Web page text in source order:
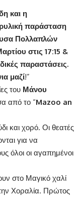
και η
παράσταση
Πολλαπλών
στις 17:15 &
παραστάσεις.
μαζί!”
του Μάνου
από το “Mazoo an
και χορό. Οι θεατές
για να
όλοι οι αγαπημένοι
στο Μαγικό χαλί
Χοραλία. Πρώτος